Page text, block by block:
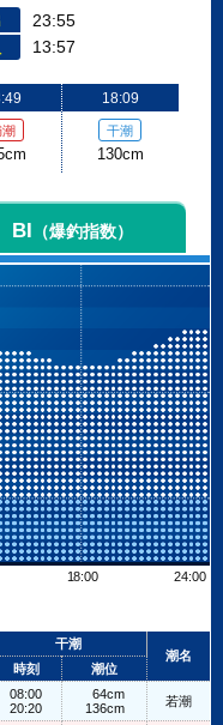
23:55
13:57
18:09
干潮
130cm
BI （爆釣指数）
18:00 24:00
干潮
潮名
時刻 潮位
08:00
20:20
64cm
136cm
若潮